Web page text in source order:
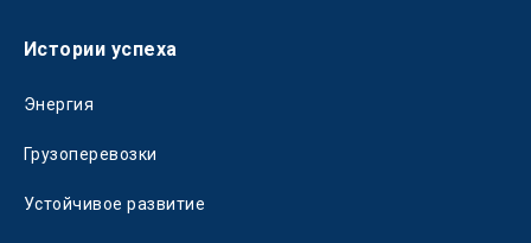
Истории успеха
Энергия
Грузоперевозки
Устойчивое развитие